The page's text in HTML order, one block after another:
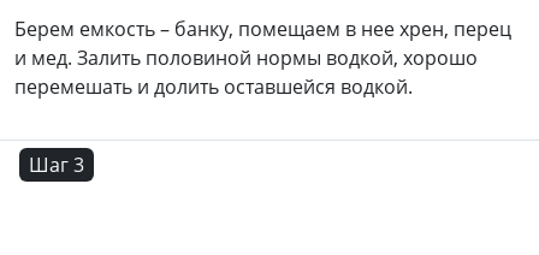
Берем емкость – банку, помещаем в нее хрен, перец
и мед. Залить половиной нормы водкой, хорошо
перемешать и долить оставшейся водкой.
Шаг 3